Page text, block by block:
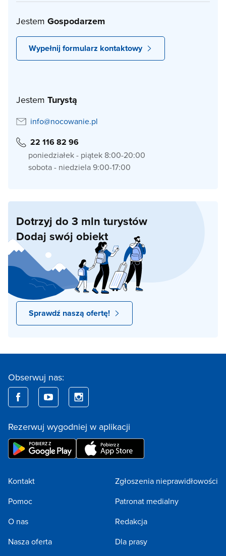
Jestem Gospodarzem
Wypełnij formularz kontaktowy
Jestem Turystą
info@nocowanie.pl
22 116 82 96
poniedziałek - piątek 8:00-20:00
sobota - niedziela 9:00-17:00
Dotrzyj do 3 mln turystów
Dodaj swój obiekt
Sprawdź naszą ofertę!
Obserwuj nas:
Rezerwuj wygodniej w aplikacji
Kontakt
Pomoc
O nas
Nasza oferta
Zgłoszenia nieprawidłowości
Patronat medialny
Redakcja
Dla prasy